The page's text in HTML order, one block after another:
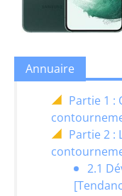
Annuaire
Partie 1 :
Partie 2 :
2.1